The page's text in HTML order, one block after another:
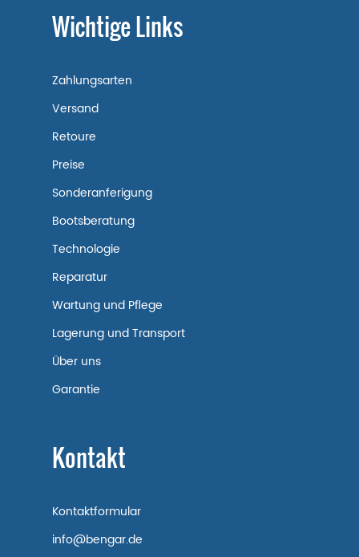
Wichtige Links
Zahlungsarten
Versand
Retoure
Preise
Sonderanferigung
Bootsberatung
Technologie
Reparatur
Wartung und Pflege
Lagerung und Transport
Über uns
Garantie
Kontakt
Kontaktformular
info@bengar.de